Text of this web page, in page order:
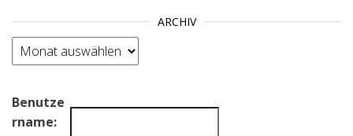
ARCHIV
Archiv
Benutze
rname: